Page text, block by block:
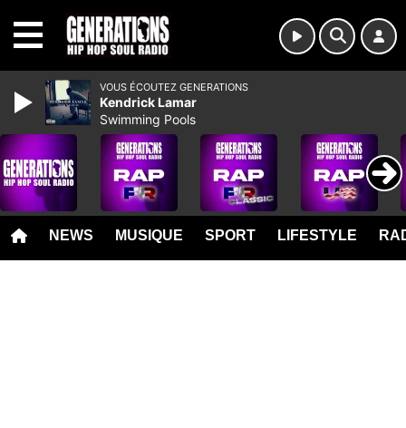
NEWS MUSIQUE SPORT LIFESTYLE
VOUS ÉCOUTEZ GENERATIONS
Kendrick Lamar
Swimming Pools